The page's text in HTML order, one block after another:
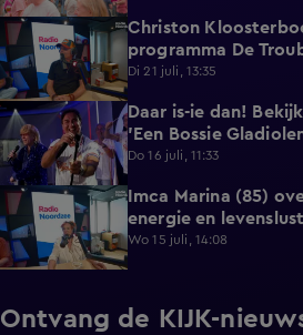
2:08
Christon
programma De
Di 21 juli, 13:35
2:58
Daar is-ie dan!
'Een Bossie
Do 16 juli, 11:33
5:50
Imca Marina (85)
energie en levenslust
Wo 15 juli, 14:08
Ontvang de KIJK-